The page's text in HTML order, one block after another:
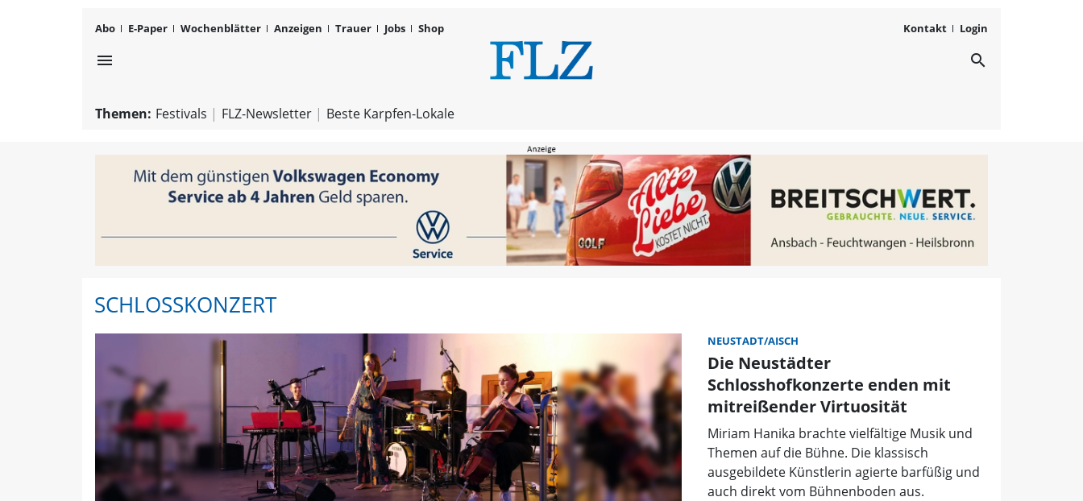
Abo E-Paper Wochenblätter Anzeigen Trauer Jobs Shop Kontakt Login
menu Schlosskonzert | FLZ.de search
Themen: Festivals FLZ-Newsletter Beste Karpfen-Lokale
SCHLOSSKONZERT
NEUSTADT/AISCH
Die Neustädter
Schlosshofkonzerte enden mit
mitreißender Virtuosität
Miriam Hanika brachte vielfältige Musik und
Themen auf die Bühne. Die klassisch
ausgebildete Künstlerin agierte barfüßig und
auch direkt vom Bühnenboden aus.